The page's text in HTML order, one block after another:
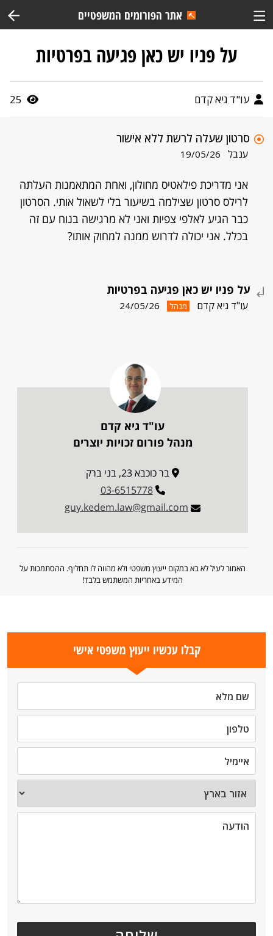
אתר הפורומים המשפטיים
על פניו יש כאן פגיעה בפרטיות
עו"ד גיא קדם 25
סרטון שעלה לרשת ללא אישור
ענבל 19/05/26
אני מדריכת פילאטיס מחולון, ואחת המתאמנות העלתה
לרילס סרטון שצילמה בשיעור בלי לשאול אותי. הסרטון
כבר הגיע לאלפי צפיות ואני לא מרגישה בנוח עם זה
בכלל. אני יכולה לדרוש ממנה למחוק אותו?
על פניו יש כאן פגיעה בפרטיות
עו"ד גיא קדם מנהל 24/05/26
עו"ד גיא קדם
מנהל פורום זכויות יוצרים
בר כוכבא 23, בני ברק
03-6515778
guy.kedem.law@gmail.com
האמור לעיל לא בא במקום ייעוץ משפטי ולא מהווה לו תחליף. ההסתמכות על
המידע באחריות המשתמש בלבד!
קבלו עכשיו ייעוץ משפטי אישי